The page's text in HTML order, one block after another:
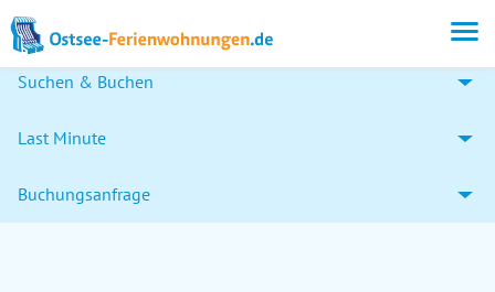
Suchen & Buchen
Last Minute
Buchungsanfrage